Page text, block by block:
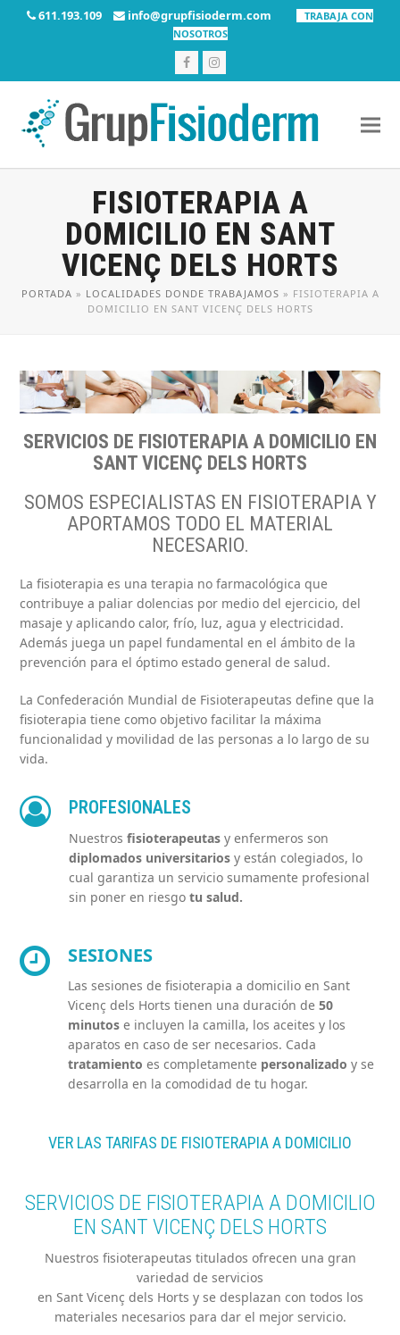
611.193.109 info@grupfisioderm.com
TRABAJA CON
NOSOTROS
FacebookInstagram
FISIOTERAPIA A
DOMICILIO EN SANT
VICENÇ DELS HORTS
PORTADA » LOCALIDADES DONDE TRABAJAMOS » FISIOTERAPIA A
DOMICILIO EN SANT VICENÇ DELS HORTS
SERVICIOS DE FISIOTERAPIA A DOMICILIO EN
SANT VICENÇ DELS HORTS
SOMOS ESPECIALISTAS EN FISIOTERAPIA Y
APORTAMOS TODO EL MATERIAL
NECESARIO.
La fisioterapia es una terapia no farmacológica que
contribuye a paliar dolencias por medio del ejercicio, del
masaje y aplicando calor, frío, luz, agua y electricidad.
Además juega un papel fundamental en el ámbito de la
prevención para el óptimo estado general de salud.
La Confederación Mundial de Fisioterapeutas define que la
fisioterapia tiene como objetivo facilitar la máxima
funcionalidad y movilidad de las personas a lo largo de su
vida.
PROFESIONALES
Nuestrosfisioterapeutas y enfermeros son
diplomados universitarios y están colegiados, lo
cual garantiza un servicio sumamente profesional
sin poner en riesgotu salud.
SESIONES
Las sesiones de fisioterapia a domicilio en Sant
Vicenç dels Horts tienen una duración de50
minutos e incluyen la camilla, los aceites y los
aparatos en caso de ser necesarios. Cada
tratamiento es completamente personalizado y se
desarrolla en la comodidad de tu hogar.
VER LAS TARIFAS DE FISIOTERAPIA A DOMICILIO
SERVICIOS DE FISIOTERAPIA A DOMICILIO
EN SANT VICENÇ DELS HORTS
Nuestros fisioterapeutas titulados ofrecen una gran
variedad de servicios
en Sant Vicenç dels Horts y se desplazan con todos los
materiales necesarios para dar el mejor servicio.